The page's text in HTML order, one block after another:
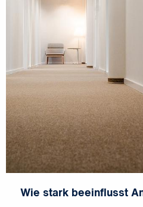
Wie stark beeinflusst